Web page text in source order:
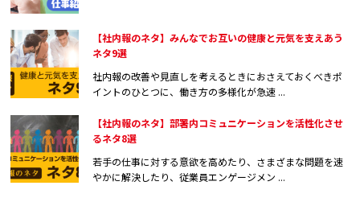
【社内報のネタ】みんなでお互いの健康と元気を支えあう
ネタ9選
社内報の改善や見直しを考えるときにおさえておくべきポ
イントのひとつに、働き方の多様化が急速 ...
【社内報のネタ】部署内コミュニケーションを活性化させ
るネタ8選
若手の仕事に対する意欲を高めたり、さまざまな問題を速
やかに解決したり、従業員エンゲージメン ...